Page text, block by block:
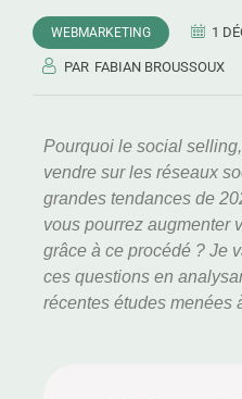
WEBMARKETING 1
PAR FABIAN BROUSSOUX
Pourquoi le social
vendre sur les réseaux
grandes tendances de
vous pourrez augmenter
grâce à ce procédé ? Je
ces questions en
récentes études menées